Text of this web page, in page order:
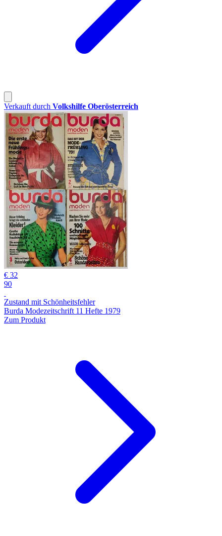
Verkauft durch Volkshilfe Oberösterreich
€ 32
90
Zustand mit Schönheitsfehler
Burda Modezeitschrift 11 Hefte 1979
Zum Produkt